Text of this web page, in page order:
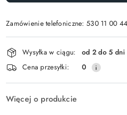
Zamówienie telefoniczne: 530 11 00 44
Wyślij
Dostępność
i
dostawa
Wysyłka w ciągu:
od 2 do 5 dni
Cena przesyłki:
0
Więcej o produkcie